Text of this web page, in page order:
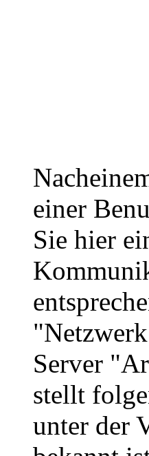
einer
Sie hier
Server
stellt
unter der